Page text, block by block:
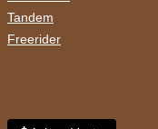
Tandem
Freerider